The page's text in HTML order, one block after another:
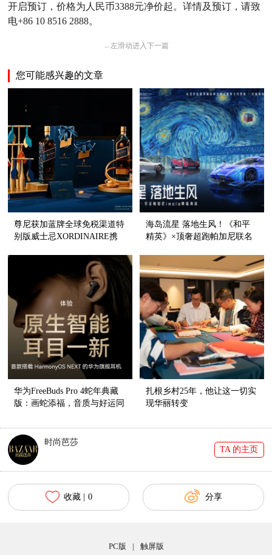
开启预订，价格为人民币3388元净价起。详情及预订，请致
电+86 10 8516 2888。
← 左滑动进入下一篇
您可能感兴趣的文章
尊尼获加蓝牌全球免税渠道特
别版威士忌XORDINAIRE携
海岛流星 落地生风！《和平
精英》×顶奢超跑帕加尼联名
华为FreeBuds Pro 4蛇年典藏
版：画蛇添福，音质与好运同
扎根乡村25年，他让这一切实
现华丽转变
时尚芭莎
TA 的主页
收藏 | 0 分享
PC版 | 触屏版